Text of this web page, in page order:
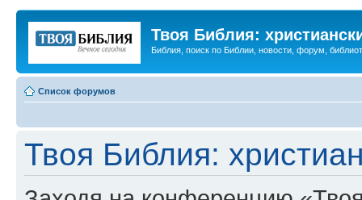
Твоя Библия:
Библия, поиск по Библии, новости, форум,
Список форумов
Твоя Библия: